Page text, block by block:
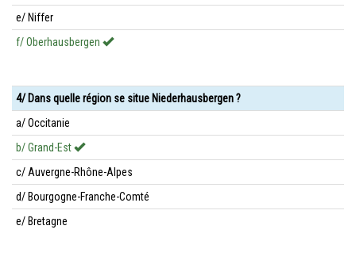
e/ Niffer
f/ Oberhausbergen
4/ Dans quelle région se situe Niederhausbergen ?
a/ Occitanie
b/ Grand-Est
c/ Auvergne-Rhône-Alpes
d/ Bourgogne-Franche-Comté
e/ Bretagne